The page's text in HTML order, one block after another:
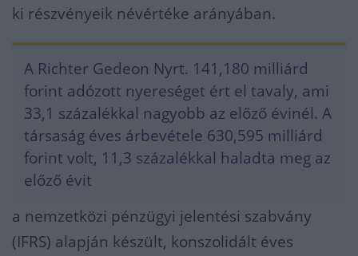
ki részvényeik névértéke arányában.
A Richter Gedeon Nyrt. 141,180 milliárd
forint adózott nyereséget ért el tavaly, ami
33,1 százalékkal nagyobb az előző évinél. A
társaság éves árbevétele 630,595 milliárd
forint volt, 11,3 százalékkal haladta meg az
előző évit
a nemzetközi pénzügyi jelentési szabvány
(IFRS) alapján készült, konszolidált éves